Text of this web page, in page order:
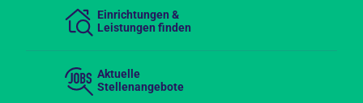
Einrichtungen &
Leistungen finden
Aktuelle
Stellenangebote